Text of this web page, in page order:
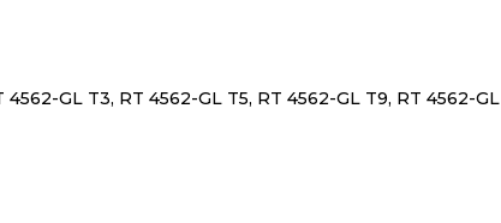
4562-GL T3, RT 4562-GL T5, RT 4562-GL T9, RT 4562-GL